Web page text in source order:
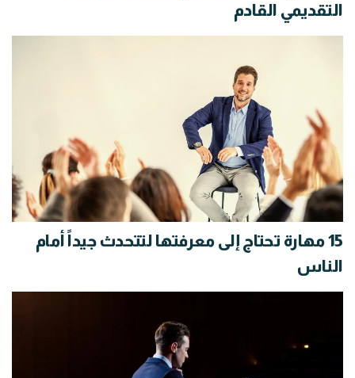
التقديمي القادم
15 مهارة تحتاج إلى معرفتها لتتحدث جيداً أمام
الناس